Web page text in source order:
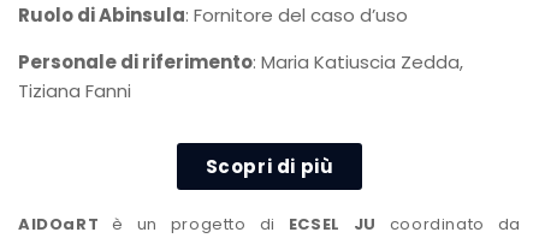
Ruolo di Abinsula: Fornitore del caso d’uso
Personale di riferimento: Maria Katiuscia Zedda,
Tiziana Fanni
Scopri di più
AIDOaRT è un progetto di ECSEL JU coordinato da